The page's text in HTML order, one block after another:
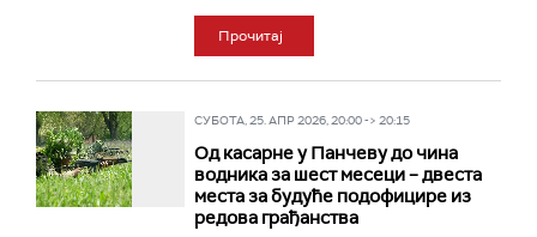
Прочитај
СУБОТА, 25. АПР 2026, 20:00 -> 20:15
Од касарне у Панчеву до чина
водника за шест месеци – двеста
места за будуће подофицире из
редова грађанства